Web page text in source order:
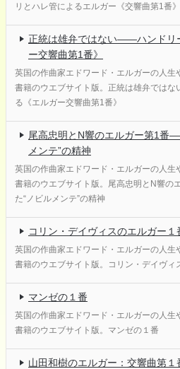
リとハレ管によるエルガー《交響曲第1番
正統は雄弁ではない――ハンドリ
ー交響曲第1番》
英国の作曲家エドワード・エルガーの人生
書籍のウエブサイト版。正統は雄弁では
る《エルガー交響曲第1番》
尾高忠明とN響のエルガー第1番
メンテ”の精神
英国の作曲家エドワード・エルガーの人生
書籍のウエブサイト版。尾高忠明とN響
た“ノビルメンテ”の精神
コリン・デイヴィスのエルガー１
英国の作曲家エドワード・エルガーの人生
書籍のウエブサイト版。コリン・デイヴィ
マンゼの１番
英国の作曲家エドワード・エルガーの人生
書籍のウエブサイト版。マンゼの１番
山田和樹のエルガー：交響曲第１